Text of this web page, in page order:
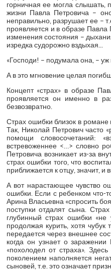
горничная ее могла слышать,
жизни Павла Петровича –
неправильно, разрушает ее –
проявляется и в образе
изменения состояния –
изредка судорожно вздыхая...
«Господи! – подумала она, – уж
А в это мгновение целая
Концепт «страх» в образе
проявляется он именно в
безвозвратно.
Страх ошибки близок в романе
Так, Николай Петрович часто
помощи словосочетаний:
встревоженнее <…> словно
Петровича возникает из-за
страх ошибки того, что
приближается к отцу, значит, и
А вот нарастающее чувство
ошибки. Если с ребенком что-
Арина Власьевна «спросить
поступки отдалят сына.
глубинный страх ошибки
продолжая курить, хотя
передается через внешнее
когда он узнает о заражении
«похолодел от страха».
поколением наполняется
сыновей, т.е. это означает